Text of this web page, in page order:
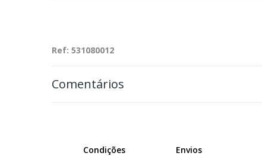
Ref: 531080012
Comentários
Condições Envios